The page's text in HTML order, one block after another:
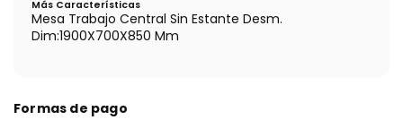
Más Características
Mesa Trabajo Central Sin Estante Desm.
Dim:1900X700X850 Mm
Formas de pago